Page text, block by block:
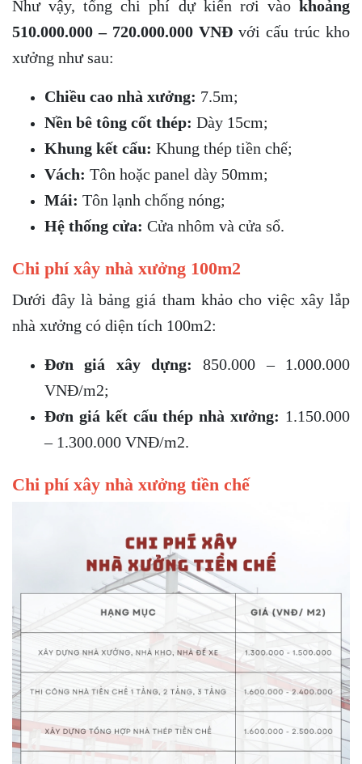
Như vậy, tổng chi phí dự kiến rơi vào khoảng
510.000.000 – 720.000.000 VNĐ với cấu trúc kho
xưởng như sau:
Chiều cao nhà xưởng: 7.5m;
Nền bê tông cốt thép: Dày 15cm;
Khung kết cấu: Khung thép tiền chế;
Vách: Tôn hoặc panel dày 50mm;
Mái: Tôn lạnh chống nóng;
Hệ thống cửa: Cửa nhôm và cửa sổ.
Chi phí xây nhà xưởng 100m2
Dưới đây là bảng giá tham khảo cho việc xây lắp
nhà xưởng có diện tích 100m2:
Đơn giá xây dựng:850.000 – 1.000.000
VNĐ/m2;
Đơn giá kết cấu thép nhà xưởng: 1.150.000
– 1.300.000 VNĐ/m2.
Chi phí xây nhà xưởng tiền chế